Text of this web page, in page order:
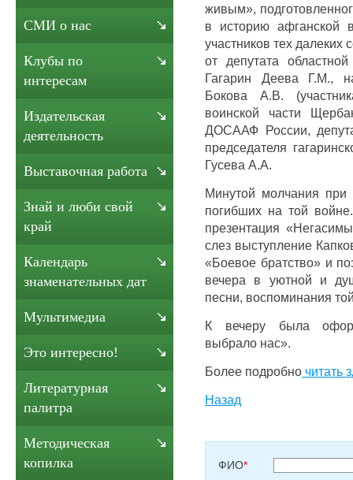
живым»,
в историю афганской
участников тех далеких
от депутата
Гагарин Деева Г.М.,
Бокова А.В.
воинской части
ДОСААФ России,
председателя
Гусева А.А.
Минутой молчания при
погибших на той
презентация
слез выступление
«Боевое братство» и
вечера в уютной и
песни, воспоминания
К вечеру была
выбрало нас».
Более подробно читать
Назад
ФИО*
СМИ о нас
Клубы по
интересам
Издательская
деятельность
Выставочная работа
Знай и люби свой
край
Календарь
знаменательных дат
Мультимедиа
Это интересно!
Литературная
палитра
Методическая
копилка